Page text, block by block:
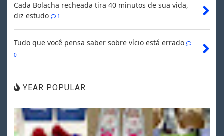
Cada Bolacha recheada tira 40 minutos de sua vida,
diz estudo
1
Tudo que você pensa saber sobre vício está errado
0
YEAR POPULAR